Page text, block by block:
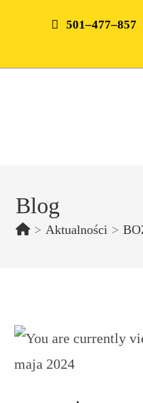
501–477–857
Blog
> Aktualności >